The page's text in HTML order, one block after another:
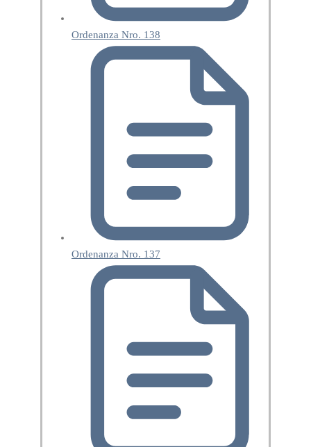
Ordenanza Nro. 138
Ordenanza Nro. 137